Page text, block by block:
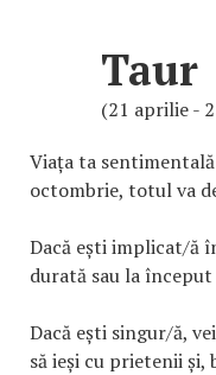
Taur
(21 aprilie -
Viața ta
octombrie, totul va
Dacă ești implicat/ă
durată sau la
Dacă ești singur/ă,
să ieși cu prietenii și,